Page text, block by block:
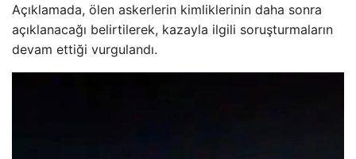
Açıklamada, ölen askerlerin kimliklerinin daha sonra
açıklanacağı belirtilerek, kazayla ilgili soruşturmaların
devam ettiği vurgulandı.